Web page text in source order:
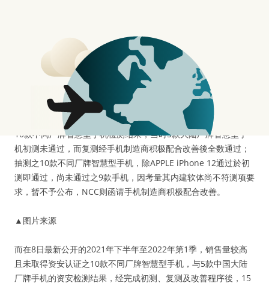
能伺服器间传输，应使用安全之加密演算法」、「不可於执行期
间将敏感性资料储存於系统日志档案」、「存取敏感性资料前，
应取得使用者同意」等项目。
2022年1月初，NCC便公开2021年上半年抽测之5款大陆厂牌智
慧型手机（REALME C3、OPPO A72、VIVO Y50、MI NOTE9
PRO、SUGAR T30 64/3G DUAL LTE），与2021年下半年抽测之
10款不同厂牌智慧型手机检测结果，当时5款大陆厂牌智慧型手
机初测未通过，而复测经手机制造商积极配合改善後全数通过；
抽测之10款不同厂牌智慧型手机，除APPLE iPhone 12通过於初
测即通过，尚未通过之9款手机，因考量其内建软体尚不符测项要
求，暂不予公布，NCC则函请手机制造商积极配合改善。
▲图片来源
而在8日最新公开的2021年下半年至2022年第1季，销售量较高
且未取得资安认证之10款不同厂牌智慧型手机，与5款中国大陆
厂牌手机的资安检测结果，经完成初测、复测及改善程序後，15